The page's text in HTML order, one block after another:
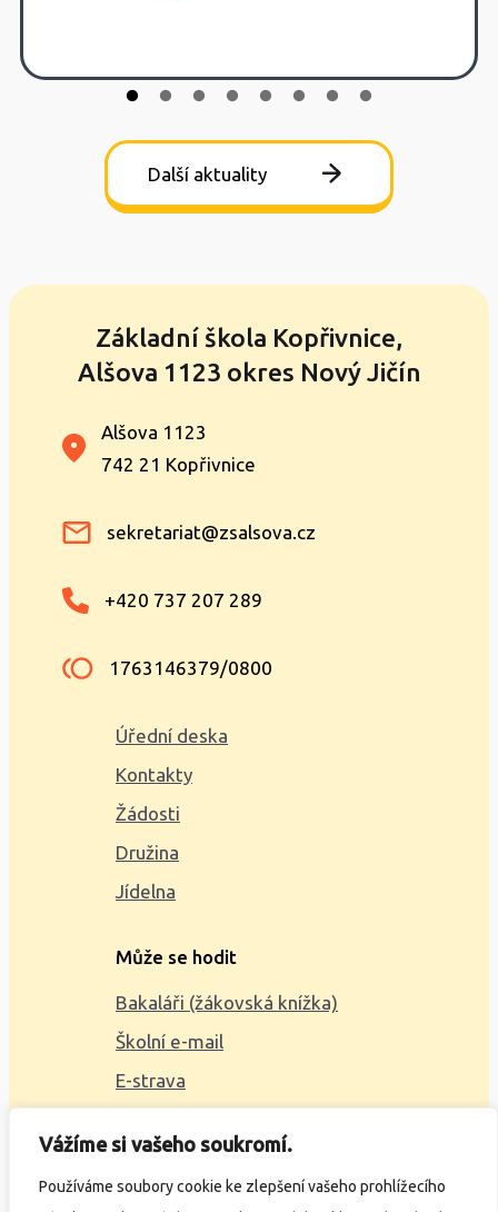
Vážíme si vašeho soukromí.
Používáme soubory cookie ke zlepšení vašeho prohlížecího
Další aktuality
Základní škola Kopřivnice,
Alšova 1123 okres Nový Jičín
Alšova 1123
742 21 Kopřivnice
sekretariat@zsalsova.cz
+420 737 207 289
1763146379/0800
Úřední deska
Kontakty
Žádosti
Družina
Jídelna
Může se hodit
Bakaláři (žákovská knížka)
Školní e-mail
E-strava
2023 © ZŠ Alšova, vytvořilWčil.cz